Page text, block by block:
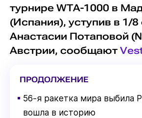
турнире WTA-1000 в
(Испания), уступив в 1/
Анастасии Потаповой
Австрии, сообщают
ПРОДОЛЖЕНИЕ
▪ 56-я ракетка мира выбила
вошла в историю